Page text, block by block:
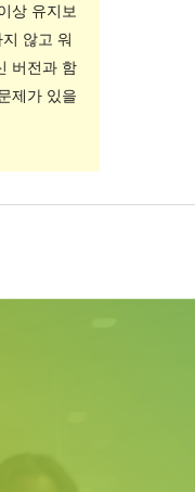
상 유지보
않고 워
버전과 함
제가 있을